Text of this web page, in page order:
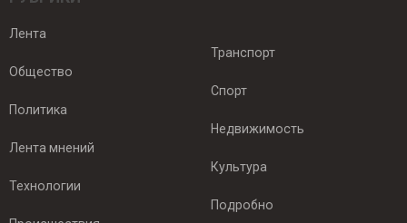
Лента
Общество
Политика
Лента мнений
Технологии
Транспорт
Спорт
Недвижимость
Культура
Подробно